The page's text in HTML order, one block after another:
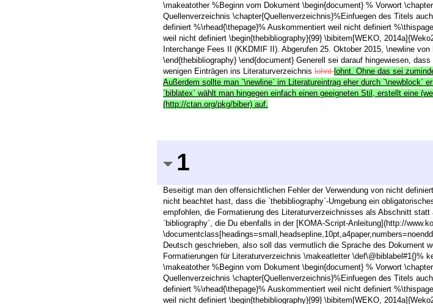
\makeatother %Beginn vom Dokument \begin{document} % Vorwort
Quellenverzeichnis \chapter{Quellenverzeichnis}%Einfuegen des Titels
definiert %\rhead{\thepage}% Auskommentiert weil nicht definiert
weil nicht definiert \begin{thebibliography}{99} \bibitem[WEKO,
Interchange Fees II (KKDMIF II). Abgerufen 25. Oktober 2015, \newline
\end{thebibliography} \end{document} Generell sei darauf hingewiesen,
wenigen Einträgen ins Literaturverzeichnis lohnt. lohnt. Ohne das sei
Außerdem sollte man `\newline` im Literatureintrag eher durch `\newblock`
`biblatex` wählt man hingegen einfach einen geeigneten Stil, erstellt eine
(http://ctan.org/pkg/biber) auf.
1
Beseitigt man den offensichtlichen Fehler der Verwendung von nicht
nicht beachtet hast, dass die `thebibliography`-Umgebung ein
empfohlen, die Formatierung des Literaturverzeichnisses als Abschnitt
`bibliography`, die Du ebenfalls in der [KOMA-Script-Anleitung](http://
Deutsch geschrieben, also soll das vermutlich die Sprache des Dokument
Formatierungen für Literaturverzeichnis \makeatletter
\makeatother %Beginn vom Dokument \begin{document} % Vorwort
Quellenverzeichnis \chapter{Quellenverzeichnis}%Einfuegen des Titels
definiert %\rhead{\thepage}% Auskommentiert weil nicht definiert
weil nicht definiert \begin{thebibliography}{99} \bibitem[WEKO,